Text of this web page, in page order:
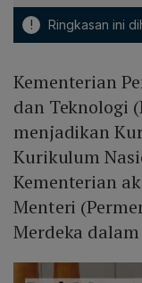
! Ringkasan ini
Kementerian
dan Teknologi
menjadikan
Kurikulum
Kementerian
Menteri
Merdeka